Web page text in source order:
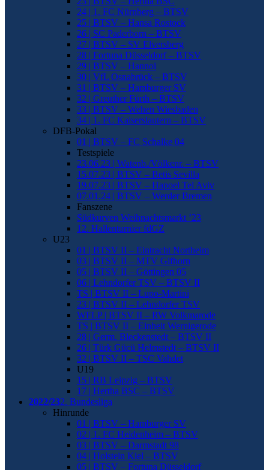
24 | 1. FC Nürnberg – BTSV
25 | BTSV – Hansa Rostock
26 | SC Paderborn – BTSV
27 | BTSV – SV Elversberg
28 | Fortuna Düsseldorf – BTSV
29 | BTSV – Hannoi
30 | VfL Osnabrück – BTSV
31 | BTSV – Hamburger SV
32 | Greuther Fürth – BTSV
33 | BTSV – Wehen Wiesbaden
34 | 1. FC Kaiserslautern – BTSV
DFB-Pokal
01 | BTSV – FC Schalke 04
Testspiele
23.06.23 | Watenb./Völkenr. – BTSV
15.07.23 | BTSV – Betis Sevilla
19.07.23 | BTSV – Hapoel Tel Aviv
07.01.24 | BTSV – Werder Bremen
Fanszene
Südkurven Weihnachtsmarkt ’23
12. Hallenturnier fdGZ
U23
01 | BTSV II – Eintracht Northeim
03 | BTSV II – MTV Gifhorn
05 | BTSV II – Göttingen 05
06 | Lehndorfer TSV – BTSV II
TS | BTSV II – Lupo-Martini
23 | BTSV II – Lehndorfer TSV
WFLP | BTSV II – RW Volkmarode
TS | BTSV II – Einheit Wernigerode
28 | Germ. Bleckenstedt – BTSV II
26 | Türk Gücü Helmstedt – BTSV II
32 | BTSV II – TSC Vahdet
U19
15 | RB Leipzig – BTSV
17 | Hertha BSC – BTSV
2022/232. Bundesliga
Hinrunde
01 | BTSV – Hamburger SV
02 | 1. FC Heidenheim – BTSV
03 | BTSV – Darmstadt 98
04 | Holstein Kiel – BTSV
05 | BTSV – Fortuna Düsseldorf